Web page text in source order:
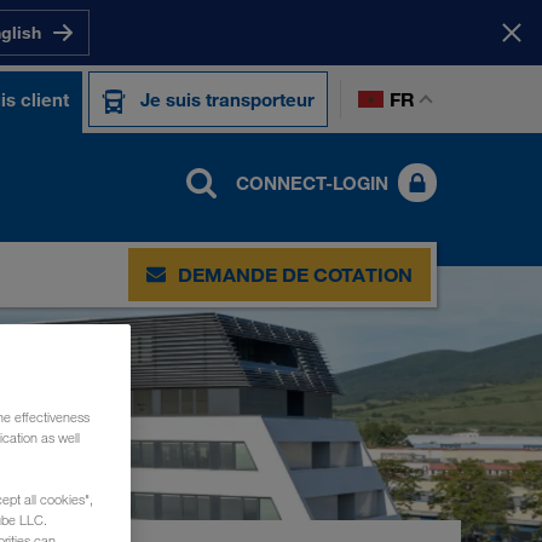
client Je suis transporteur FR
CONNECT-LOGIN
DEMANDE DE COTATION
effectiveness
as well
all cookies",
LLC.